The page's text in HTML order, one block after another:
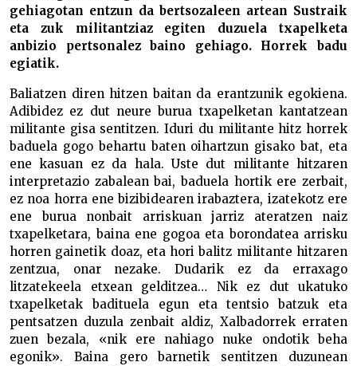
gehiagotan entzun da bertsozaleen artean Sustraik
eta zuk militantziaz egiten duzuela txapelketa
anbizio pertsonalez baino gehiago. Horrek badu
egiatik.
Baliatzen diren hitzen baitan da erantzunik egokiena.
Adibidez ez dut neure burua txapelketan kantatzean
militante gisa sentitzen. Iduri du militante hitz horrek
baduela gogo behartu baten oihartzun gisako bat, eta
ene kasuan ez da hala. Uste dut militante hitzaren
interpretazio zabalean bai, baduela hortik ere zerbait,
ez noa horra ene bizibidearen irabaztera, izatekotz ere
ene burua nonbait arriskuan jarriz ateratzen naiz
txapelketara, baina ene gogoa eta borondatea arrisku
horren gainetik doaz, eta hori balitz militante hitzaren
zentzua, onar nezake. Dudarik ez da erraxago
litzatekeela etxean gelditzea… Nik ez dut ukatuko
txapelketak badituela egun eta tentsio batzuk eta
pentsatzen duzula zenbait aldiz, Xalbadorrek erraten
zuen bezala, «nik ere nahiago nuke ondotik beha
egonik». Baina gero barnetik sentitzen duzunean